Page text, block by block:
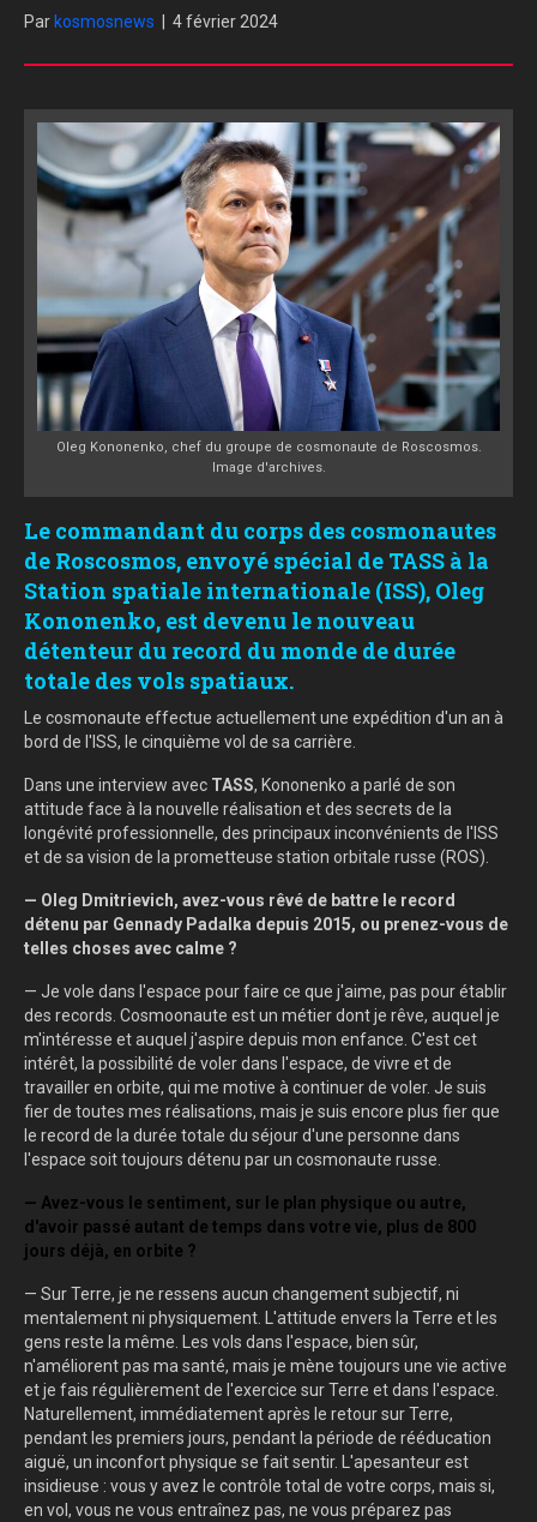
Par kosmosnews 4 février 2024
Oleg Kononenko, chef du groupe de cosmonaute de Roscosmos.
Image d'archives.
Le commandant du corps des cosmonautes
de Roscosmos, envoyé spécial de TASS à la
Station spatiale internationale (ISS), Oleg
Kononenko, est devenu le nouveau
détenteur du record du monde de durée
totale des vols spatiaux.
Le cosmonaute effectue actuellement une expédition d'un an à
bord de l'ISS, le cinquième vol de sa carrière.
Dans une interview avec TASS, Kononenko a parlé de son
attitude face à la nouvelle réalisation et des secrets de la
longévité professionnelle, des principaux inconvénients de l'ISS
et de sa vision de la prometteuse station orbitale russe (ROS).
— Oleg Dmitrievich, avez-vous rêvé de battre le record
détenu par Gennady Padalka depuis 2015, ou prenez-vous de
telles choses avec calme ?
— Je vole dans l'espace pour faire ce que j'aime, pas pour établir
des records. Cosmoonaute est un métier dont je rêve, auquel je
m'intéresse et auquel j'aspire depuis mon enfance. C'est cet
intérêt, la possibilité de voler dans l'espace, de vivre et de
travailler en orbite, qui me motive à continuer de voler. Je suis
fier de toutes mes réalisations, mais je suis encore plus fier que
le record de la durée totale du séjour d'une personne dans
l'espace soit toujours détenu par un cosmonaute russe.
— Avez-vous le sentiment, sur le plan physique ou autre,
d'avoir passé autant de temps dans votre vie, plus de 800
jours déjà, en orbite ?
— Sur Terre, je ne ressens aucun changement subjectif, ni
mentalement ni physiquement. L'attitude envers la Terre et les
gens reste la même. Les vols dans l'espace, bien sûr,
n'améliorent pas ma santé, mais je mène toujours une vie active
et je fais régulièrement de l'exercice sur Terre et dans l'espace.
Naturellement, immédiatement après le retour sur Terre,
pendant les premiers jours, pendant la période de rééducation
aiguë, un inconfort physique se fait sentir. L'apesanteur est
insidieuse : vous y avez le contrôle total de votre corps, mais si,
en vol, vous ne vous entraînez pas, ne vous préparez pas